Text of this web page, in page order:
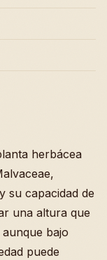
herbácea
su capacidad de
una altura que
bajo
puede